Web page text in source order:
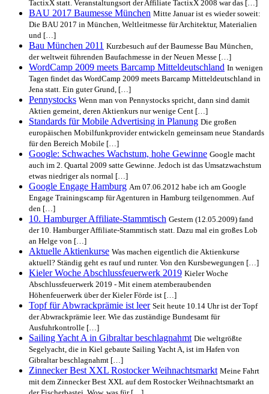
TactixX statt. Veranstaltungsort der Affiliate TactixX 2008 war das […]
BAU 2017 Baumesse München Mitte Januar ist es wieder soweit:
Die BAU 2017 in München, Weltleitmesse für Architektur, Materialien
und […]
Bau München 2011 Kurzbesuch auf der Baumesse Bau München,
der weltweit führenden Baufachmesse in der Neuen Messe […]
WordCamp 2009 meets Barcamp Mitteldeutschland In wenigen
Tagen findet das WordCamp 2009 meets Barcamp Mitteldeutschland in
Jena statt. Ein guter Grund, […]
Pennystocks Wenn man von Pennystocks spricht, dann sind damit
Aktien gemeint, deren Aktienkurs nur wenige Cent […]
Standards für Mobile Advertising in Planung Die großen
europäischen Mobilfunkprovider entwickeln gemeinsam neue Standards
für den Bereich Mobile […]
Google: Schwaches Wachstum, hohe Gewinne Google macht
auch im 2. Quartal 2009 satte Gewinne. Jedoch ist das Umsatzwachstum
etwas niedriger als normal […]
Google Engage Hamburg Am 07.06.2012 habe ich am Google
Engage Trainingscamp für Agenturen in Hamburg teilgenommen. Auf
den […]
10. Hamburger Affiliate-Stammtisch Gestern (12.05.2009) fand
der 10. Hamburger Affiliate-Stammtisch statt. Dazu mal ein großes Lob
an Helge von […]
Aktuelle Aktienkurse Was machen eigentlich die Aktienkurse
aktuell? Ständig geht es rauf und runter. Von den Kursbewegungen […]
Kieler Woche Abschlussfeuerwerk 2019 Kieler Woche
Abschlussfeuerwerk 2019 - Mit einem atemberaubenden
Höhenfeuerwerk über der Kieler Förde ist […]
Topf für Abwrackprämie ist leer Seit heute 10.14 Uhr ist der Topf
der Abwrackprämie leer. Wie das zuständige Bundesamt für
Ausfuhrkontrolle […]
Sailing Yacht A in Gibraltar beschlagnahmt Die weltgrößte
Segelyacht, die in Kiel gebaute Sailing Yacht A, ist im Hafen von
Gibraltar beschlagnahmt […]
Zinnecker Best XXL Rostocker Weihnachtsmarkt Meine Fahrt
mit dem Zinnecker Best XXL auf dem Rostocker Weihnachtsmarkt an